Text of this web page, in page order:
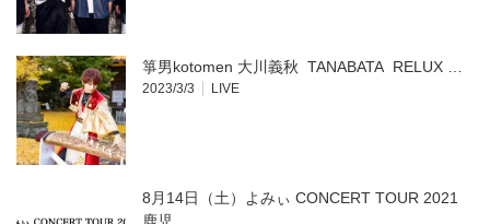
ン
ド
ウ
開
き
ま
す)
箏男kotomen 大川義秋 TANABATA RELUX …
2023/3/3 LIVE
8月14日（土）よみぃ CONCERT TOUR 2021